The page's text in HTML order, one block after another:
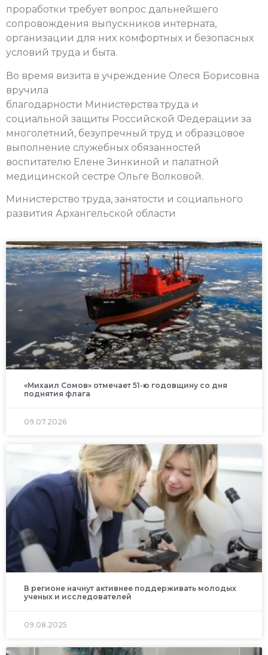
проработки требует вопрос дальнейшего
сопровождения выпускников интерната,
организации для них комфортных и безопасных
условий труда и быта.
Во время визита в учреждение Олеся Борисовна
вручила
благодарности Министерства труда и
социальной защиты Российской Федерации за
многолетний, безупречный труд и образцовое
выполнение служебных обязанностей
воспитателю Елене Зинкиной и палатной
медицинской сестре Ольге Волковой.
Министерство труда, занятости и социального
развития Архангельской области
«Михаил Сомов» отмечает 51-ю годовщину со дня
поднятия флага
09.07.2026
В регионе начнут активнее поддерживать молодых
ученых и исследователей
09.08.2025